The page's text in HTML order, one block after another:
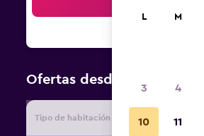
Ofertas desde
Tipo de habitación
L M
3 4
10 11